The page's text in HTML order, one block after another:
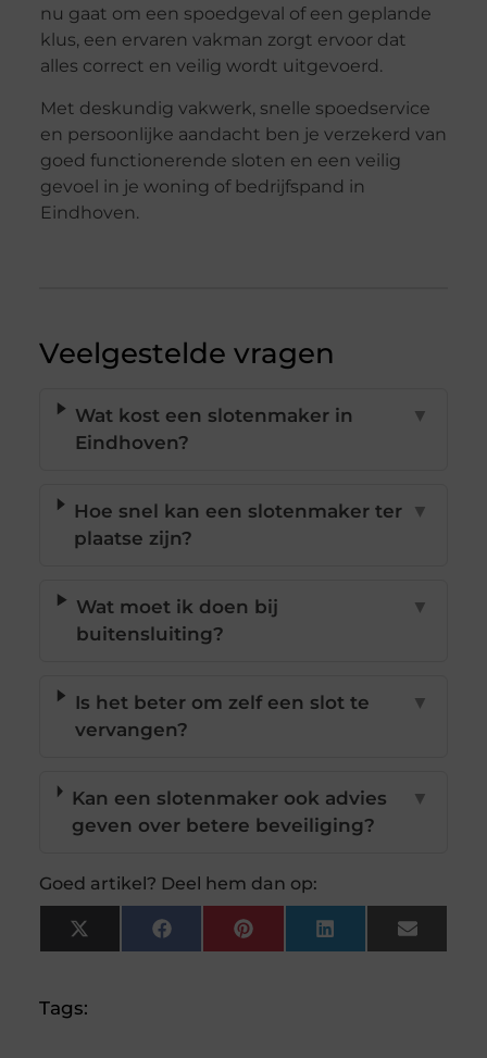
nu gaat om een spoedgeval of een geplande
klus, een ervaren vakman zorgt ervoor dat
alles correct en veilig wordt uitgevoerd.
Met deskundig vakwerk, snelle spoedservice
en persoonlijke aandacht ben je verzekerd van
goed functionerende sloten en een veilig
gevoel in je woning of bedrijfspand in
Eindhoven.
Veelgestelde vragen
Wat kost een slotenmaker in
Eindhoven?
▼
Hoe snel kan een slotenmaker ter
plaatse zijn?
▼
Wat moet ik doen bij
buitensluiting?
▼
Is het beter om zelf een slot te
vervangen?
▼
Kan een slotenmaker ook advies
geven over betere beveiliging?
▼
Goed artikel? Deel hem dan op:
X
(Twitter)
FacebookPinterestLinkedInEmail
Tags: